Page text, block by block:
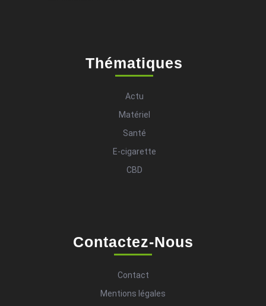
Thématiques
Actu
Matériel
Santé
E-cigarette
CBD
Contactez-Nous
Contact
Mentions légales